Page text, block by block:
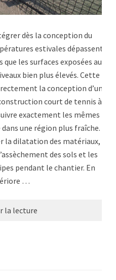
dès la conception du
estivales dépassent
les surfaces exposées au
bien plus élevés. Cette
la conception d’un
court de tennis à
exactement les mêmes
une région plus fraîche.
la dilatation des matériaux,
des sols et les
pendant le chantier. En
…
la lecture